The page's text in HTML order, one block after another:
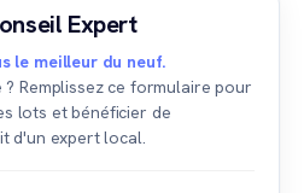
Expert
le meilleur du neuf.
Remplissez ce formulaire pour
lots et bénéficier de
d'un expert local.